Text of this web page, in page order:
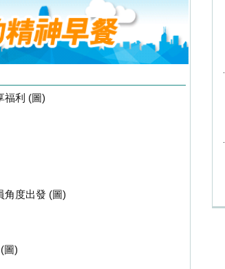
福利 (圖)
角度出發 (圖)
圖)